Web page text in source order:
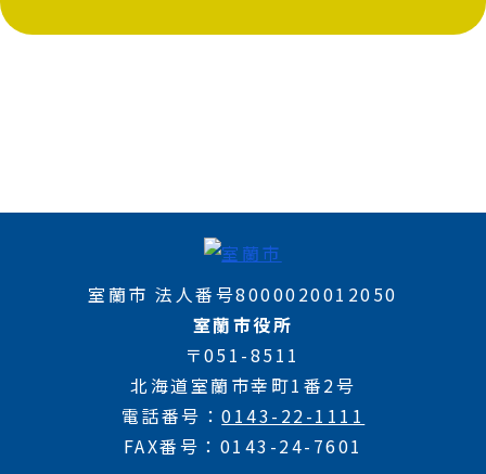
室蘭市 法人番号8000020012050
室蘭市役所
〒051-8511
北海道室蘭市幸町1番2号
電話番号
0143-22-1111
FAX番号
0143-24-7601